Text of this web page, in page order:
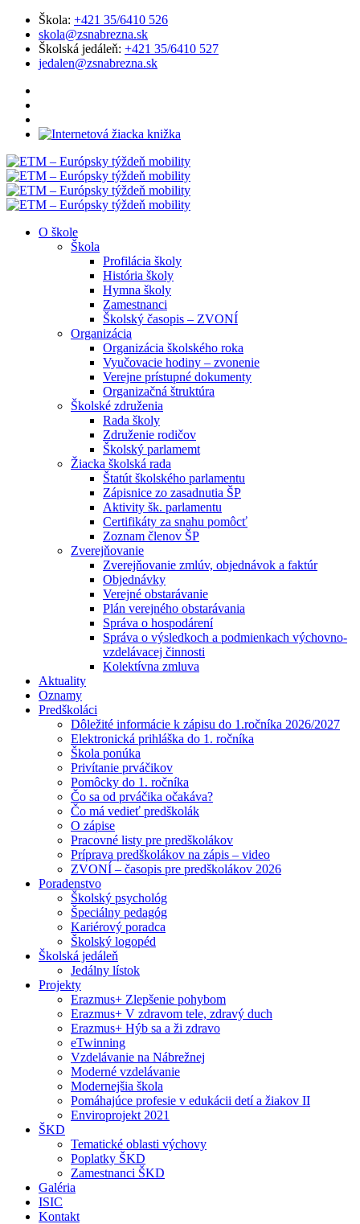
Škola: +421 35/6410 526
skola@zsnabrezna.sk
Školská jedáleň: +421 35/6410 527
jedalen@zsnabrezna.sk
O škole
Škola
Profilácia školy
História školy
Hymna školy
Zamestnanci
Školský časopis – ZVONÍ
Organizácia
Organizácia školského roka
Vyučovacie hodiny – zvonenie
Verejne prístupné dokumenty
Organizačná štruktúra
Školské združenia
Rada školy
Združenie rodičov
Školský parlamemt
Žiacka školská rada
Štatút školského parlamentu
Zápisnice zo zasadnutia ŠP
Aktivity šk. parlamentu
Certifikáty za snahu pomôcť
Zoznam členov ŠP
Zverejňovanie
Zverejňovanie zmlúv, objednávok a faktúr
Objednávky
Verejné obstarávanie
Plán verejného obstarávania
Správa o hospodárení
Správa o výsledkoch a podmienkach výchovno-
vzdelávacej činnosti
Kolektívna zmluva
Aktuality
Oznamy
Predškoláci
Dôležité informácie k zápisu do 1.ročníka 2026/2027
Elektronická prihláška do 1. ročníka
Škola ponúka
Privítanie prváčikov
Pomôcky do 1. ročníka
Čo sa od prváčika očakáva?
Čo má vedieť predškolák
O zápise
Pracovné listy pre predškolákov
Príprava predškolákov na zápis – video
ZVONÍ – časopis pre predškolákov 2026
Poradenstvo
Školský psychológ
Špeciálny pedagóg
Kariérový poradca
Školský logopéd
Školská jedáleň
Jedálny lístok
Projekty
Erazmus+ Zlepšenie pohybom
Erazmus+ V zdravom tele, zdravý duch
Erazmus+ Hýb sa a ži zdravo
eTwinning
Vzdelávanie na Nábrežnej
Moderné vzdelávanie
Modernejšia škola
Pomáhajúce profesie v edukácii detí a žiakov II
Enviroprojekt 2021
ŠKD
Tematické oblasti výchovy
Poplatky ŠKD
Zamestnanci ŠKD
Galéria
ISIC
Kontakt